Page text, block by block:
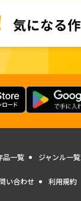
品一覧 ジャンル一覧
い合わせ 利用規約